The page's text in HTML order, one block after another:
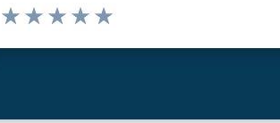
Valuta da 1 a 5 stelle la pagina